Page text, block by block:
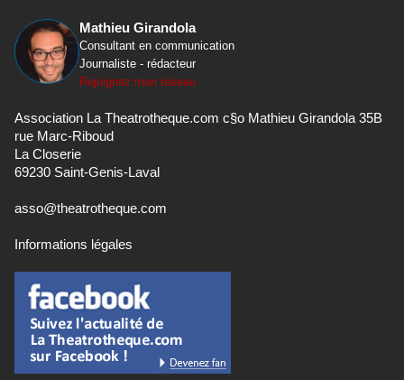
Mathieu Girandola
Consultant en communication
Journaliste - rédacteur
Rejoignez mon réseau
Association La Theatrotheque.com c§o Mathieu Girandola 35B
rue Marc-Riboud
La Closerie
69230 Saint-Genis-Laval
asso@theatrotheque.com
Informations légales